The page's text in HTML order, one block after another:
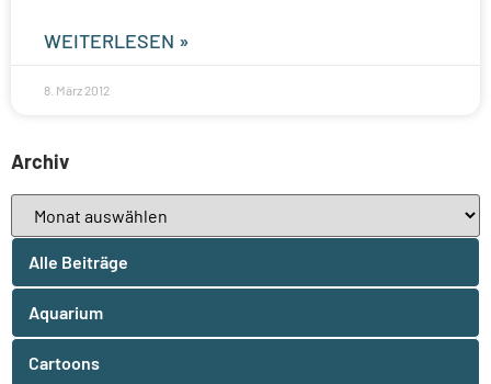
WEITERLESEN »
8. März 2012
Archiv
Alle Beiträge
Aquarium
Cartoons